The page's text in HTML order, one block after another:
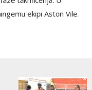
ekipi Aston Vile.
3